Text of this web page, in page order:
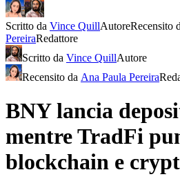
Scritto da Vince QuillAutoreRecensito
PereiraRedattore
Scritto da Vince QuillAutore
Recensito da Ana Paula Pereira
BNY lancia
mentre TradFi
blockchain e